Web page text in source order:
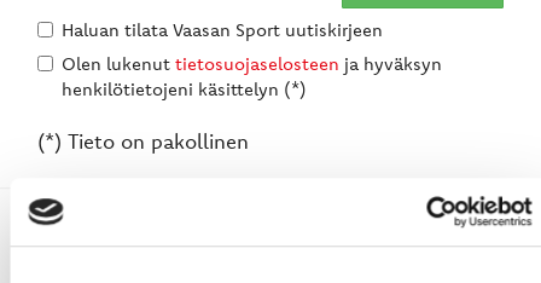
Haluan tilata Vaasan Sport uutiskirjeen
Olen lukenut tietosuojaselosteen ja hyväksyn
henkilötietojeni käsittelyn (*)
(*) Tieto on pakollinen